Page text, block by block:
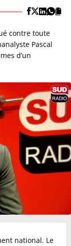
contre toute
Pascal
d’un
national. Le